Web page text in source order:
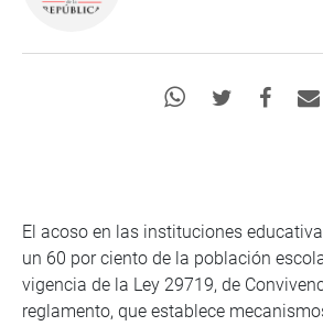
El acoso en las instituciones
un 60 por ciento de la población
vigencia de la Ley 29719, de
reglamento, que establece